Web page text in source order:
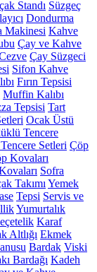
Standı Süzgeç
Dondurma
Makinesi Kahve
Çay ve Kahve
Çay Süzgeci
Sifon Kahve
Fırın Tepsisi
Muffin Kalıbı
Tepsisi Tart
Ocak Üstü
Tencere
Setleri Çöp
Kovaları
Sofra
Takımı Yemek
Tepsi Servis ve
Yumurtalık
Karaf
Altlığı Ekmek
Bardak Viski
Bardağı Kadeh